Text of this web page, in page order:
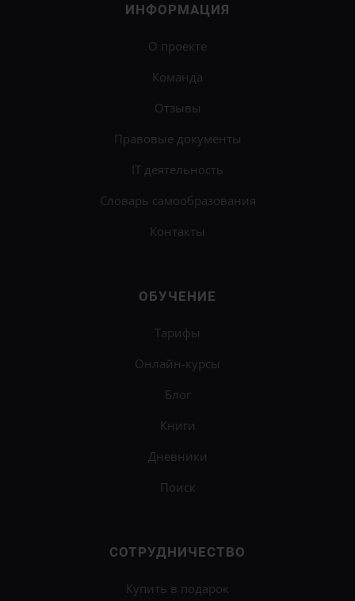
ИНФОРМАЦИЯ
О проекте
Команда
Отзывы
Правовые документы
IT деятельность
Словарь самообразования
Контакты
ОБУЧЕНИЕ
Тарифы
Онлайн-курсы
Блог
Книги
Дневники
Поиск
СОТРУДНИЧЕСТВО
Купить в подарок